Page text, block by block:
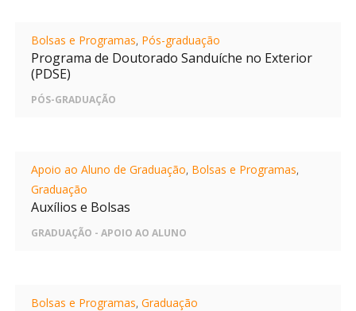
Bolsas e Programas, Pós-graduação
Programa de Doutorado Sanduíche no Exterior
(PDSE)
PÓS-GRADUAÇÃO
Apoio ao Aluno de Graduação, Bolsas e Programas,
Graduação
Auxílios e Bolsas
GRADUAÇÃO - APOIO AO ALUNO
Bolsas e Programas, Graduação